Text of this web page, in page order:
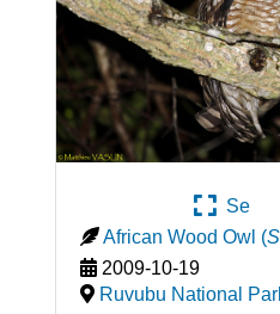
Se
African Wood Owl (
2009-10-19
Ruvubu National